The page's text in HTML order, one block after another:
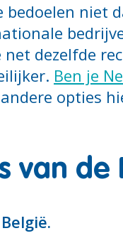
bedoelen niet
dezelfde
Ben je
opties
van de